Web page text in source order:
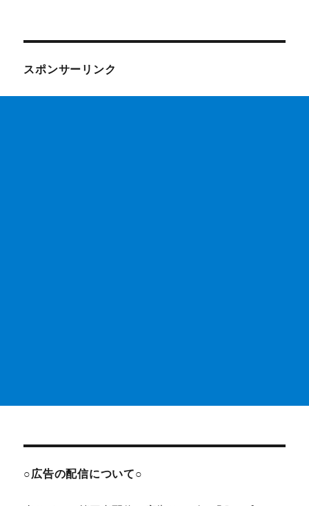
スポンサーリンク
○広告の配信について○